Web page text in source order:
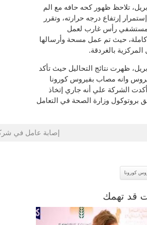
29 إبريل، تلاحظ ظهور كحه حافه مع الم
إرتفاع درجه حرارته، وتقرر
مستشفي رأس غارب لعمل
حيث تم عمل مسحة وأرسالها
بالغردقة.
30 إبريل، ظهرت نتائج التحاليل حيث تأكد
وانه مصاب بفيروس كورونا
الشركة علي أنه جاري إتخاذ
بروتوكول وزارة الصحة في التعامل
إصابة عامل في
كورونا
قد تهمك